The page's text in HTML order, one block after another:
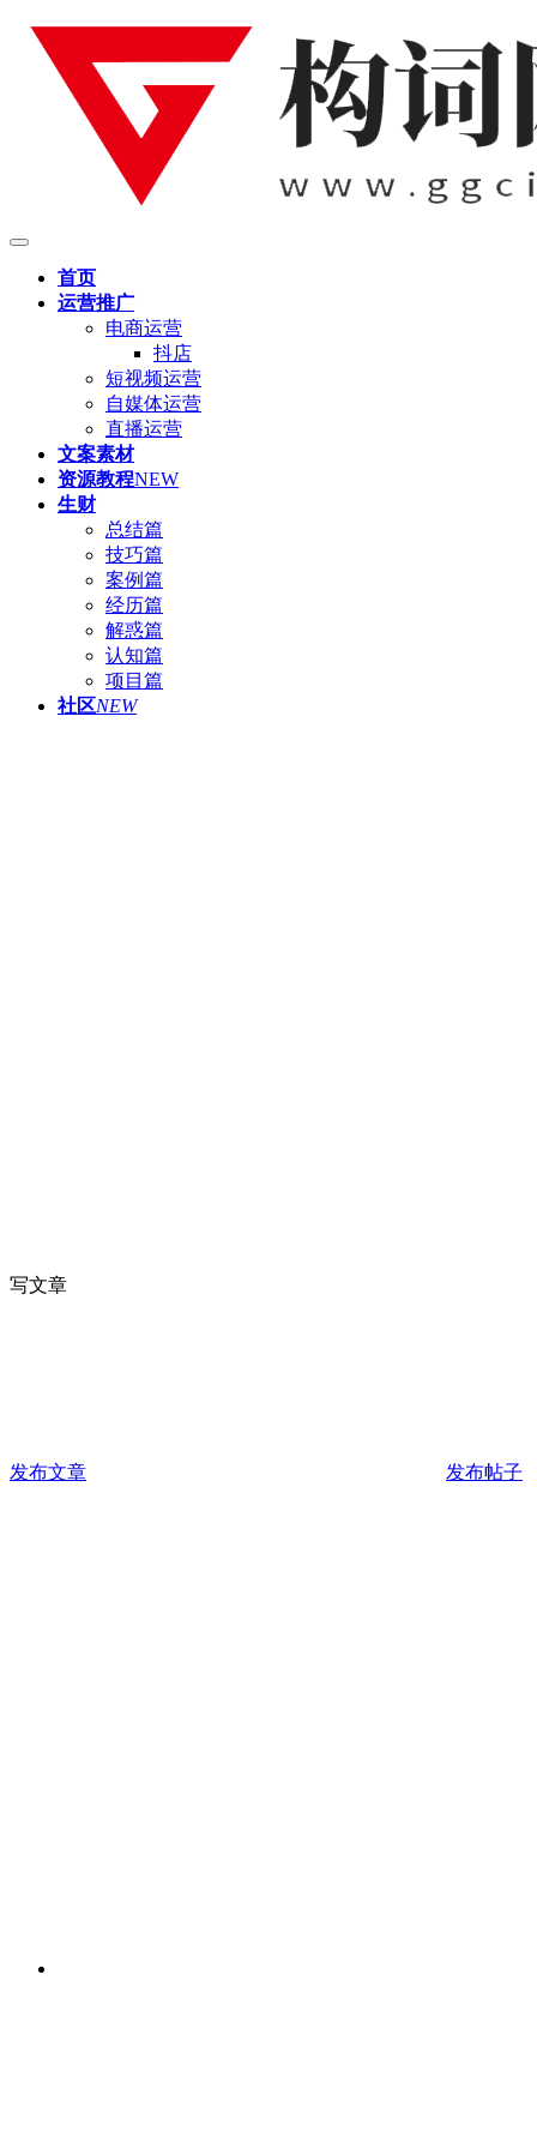
首页
运营推广
电商运营
抖店
短视频运营
自媒体运营
直播运营
文案素材
资源教程NEW
生财
总结篇
技巧篇
案例篇
经历篇
解惑篇
认知篇
项目篇
社区NEW
写文章
发布文章 发布帖子